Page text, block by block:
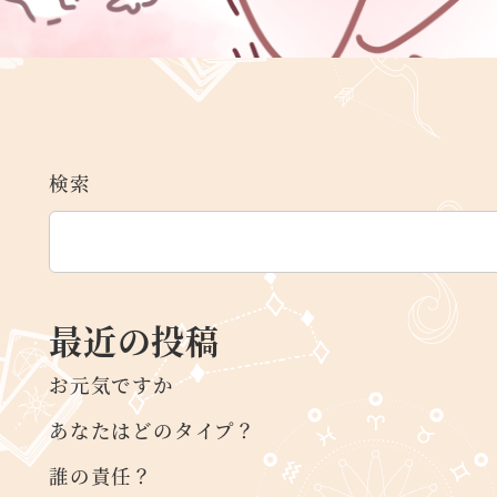
検索
最近の投稿
お元気ですか
あなたはどのタイプ？
誰の責任？